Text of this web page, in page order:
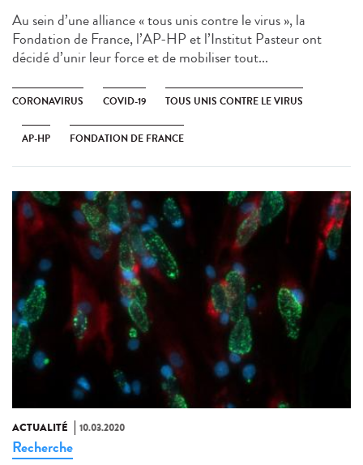
Au sein d’une alliance « tous unis contre le virus », la
Fondation de France, l’AP-HP et l’Institut Pasteur ont
décidé d’unir leur force et de mobiliser tout...
CORONAVIRUS COVID-19 TOUS UNIS CONTRE LE VIRUS
AP-HP FONDATION DE FRANCE
ACTUALITÉ 10.03.2020
Recherche